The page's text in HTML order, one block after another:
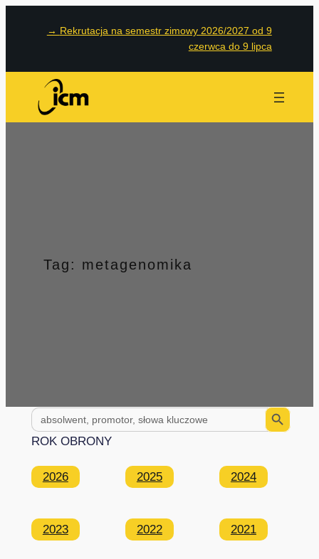
→ Rekrutacja na semestr zimowy 2026/2027 od 9
czerwca do 9 lipca
Tag: metagenomika
Search
for:
Search Button
ROK OBRONY
2026 2025 2024
2023 2022 2021